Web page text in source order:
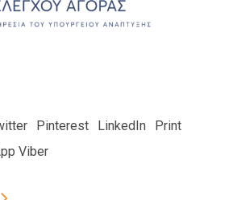
Pinterest LinkedIn Print
Viber